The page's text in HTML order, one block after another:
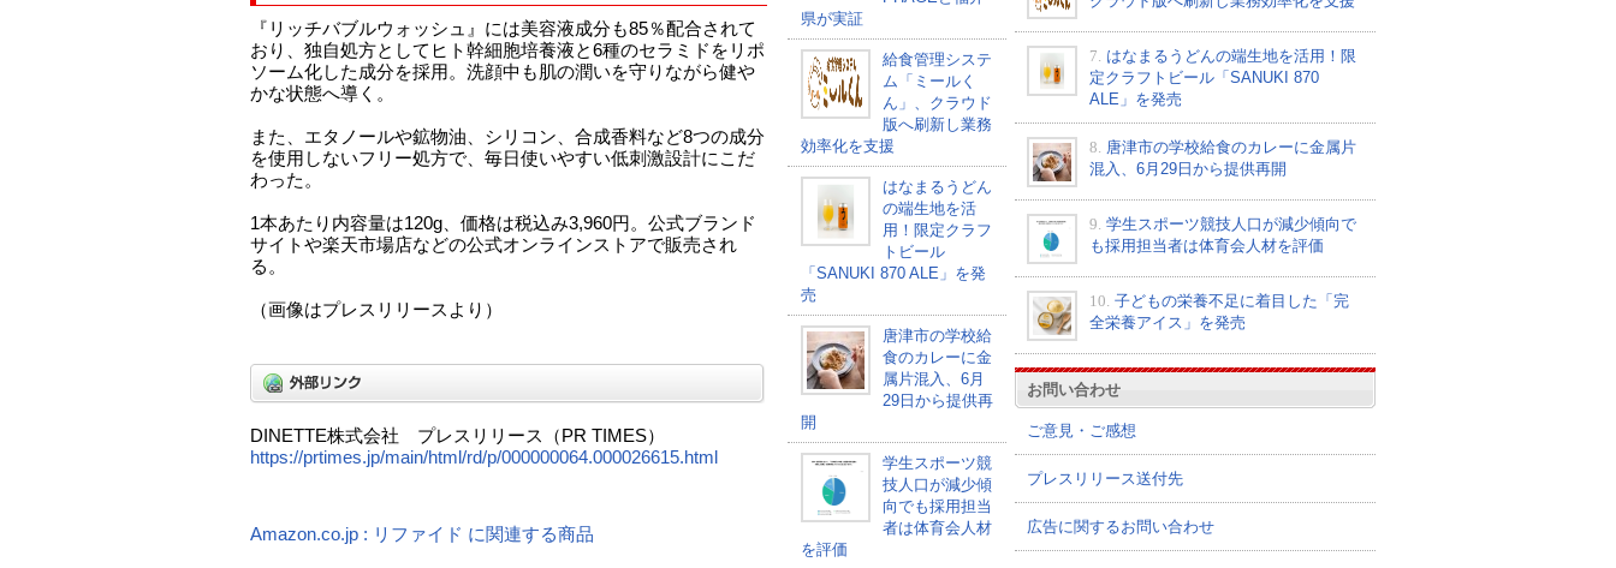
『リッチバブルウォッシュ』には美容液成分も85％配合されて
おり、独自処方としてヒト幹細胞培養液と6種のセラミドをリポ
ソーム化した成分を採用。洗顔中も肌の潤いを守りながら健や
かな状態へ導く。
また、エタノールや鉱物油、シリコン、合成香料など8つの成分
を使用しないフリー処方で、毎日使いやすい低刺激設計にこだ
わった。
1本あたり内容量は120g、価格は税込み3,960円。公式ブランド
サイトや楽天市場店などの公式オンラインストアで販売され
る。
（画像はプレスリリースより）
DINETTE株式会社 プレスリリース（PR TIMES）
https://prtimes.jp/main/html/rd/p/000000064.000026615.html
Amazon.co.jp : リファイド に関連する商品
県が実証
給食管理システ
ム「ミールく
ん」、クラウド
版へ刷新し業務
効率化を支援
はなまるうどん
の端生地を活
用！限定クラフ
トビール
「SANUKI 870 ALE」を発
売
唐津市の学校給
食のカレーに金
属片混入、6月
29日から提供再
開
学生スポーツ競
技人口が減少傾
向でも採用担当
者は体育会人材
を評価
7. はなまるうどんの端生地を活用！限
定クラフトビール「SANUKI 870
ALE」を発売
8. 唐津市の学校給食のカレーに金属片
混入、6月29日から提供再開
9. 学生スポーツ競技人口が減少傾向で
も採用担当者は体育会人材を評価
10. 子どもの栄養不足に着目した「完
全栄養アイス」を発売
お問い合わせ
ご意見・ご感想
プレスリリース送付先
広告に関するお問い合わせ